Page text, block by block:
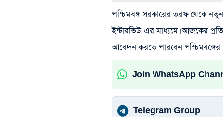
পশ্চিমবঙ্গ সরকারের তরফ থেকে নতুন
ইন্টারভিউ এর মাধ্যমে। আজকের
আবেদন করতে পারবেন পশ্চিমবঙ্গের
Join WhatsApp
Telegram Group